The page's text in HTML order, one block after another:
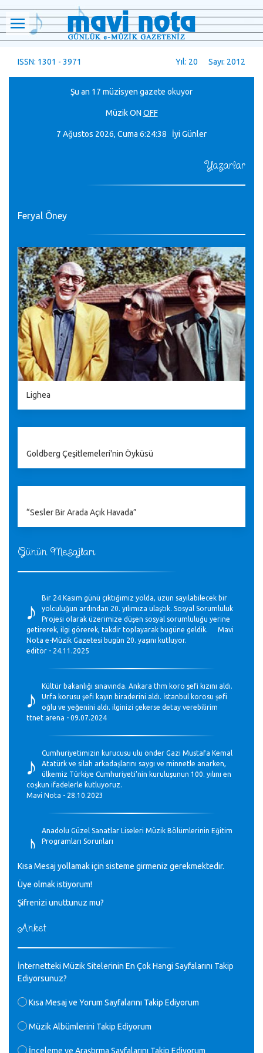
ISSN: 1301 - 3971 Yıl: 20 Sayı: 2012
Şu an 17 müzisyen gazete okuyor
MüzikON OFF
7 Ağustos 2026, Cuma 6:24:38 İyi Günler
Günün Mesajları
♪
Bir 24 Kasım günü çıktığımız yolda, uzun sayılabilecek bir
yolculuğun ardından 20. yılımıza ulaştık. Sosyal Sorumluluk
Projesi olarak üzerimize düşen sosyal sorumluluğu yerine
getirerek, ilgi görerek, takdir toplayarak bugüne geldik. Mavi
Nota e-Müzik Gazetesi bugün 20. yaşını kutluyor.
editör - 24.11.2025
♪
Kültür bakanlığı sınavında. Ankara thm koro şefi kızını aldı.
Urfa korusu şefi kayın biraderini aldı. İstanbul korosu şefi
oğlu ve yeğenini aldı. ilginizi çekerse detay verebilirim
ttnet arena - 09.07.2024
♪
Cumhuriyetimizin kurucusu ulu önder Gazi Mustafa Kemal
Atatürk ve silah arkadaşlarını saygı ve minnetle anarken,
ülkemiz Türkiye Cumhuriyeti’nin kuruluşunun 100. yılını en
coşkun ifadelerle kutluyoruz.
Mavi Nota - 28.10.2023
♪
Anadolu Güzel Sanatlar Liseleri Müzik Bölümlerinin Eğitim
Programları Sorunları
♪
GEÇMİŞ OLSUN TÜRKİYE!
Mavi Nota - 07.02.2023
♪
30 yıl sonra karşılaşmak çok güzel Kurtuluş, teveccüh
M.Semih Baylan - 08.01.2023
♪
Değerli Müfit hocama en içten sevgi saygılarımı iletin
yaptım.1994 yılında derginin bu daldaki ödülüne layık
görülmüştüm evde yıllar sonra plaketi buldum hadi bir
Kısa Mesaj yollamak için sisteme girmeniz gerekmektedir.
Üye olmak istiyorum!
Şifrenizi unuttunuz mu?
Anket
İnternetteki Müzik Sitelerinin En Çok Hangi Sayfalarını Takip
Ediyorsunuz?
Kısa Mesaj ve Yorum Sayfalarını Takip Ediyorum
Müzik Albümlerini Takip Ediyorum
İnceleme ve Araştırma Sayfalarını Takip Ediyorum
Yazarlar
Feryal Öney
Lighea
Goldberg Çeşitlemeleri'nin Öyküsü
“Sesler Bir Arada Açık Havada”